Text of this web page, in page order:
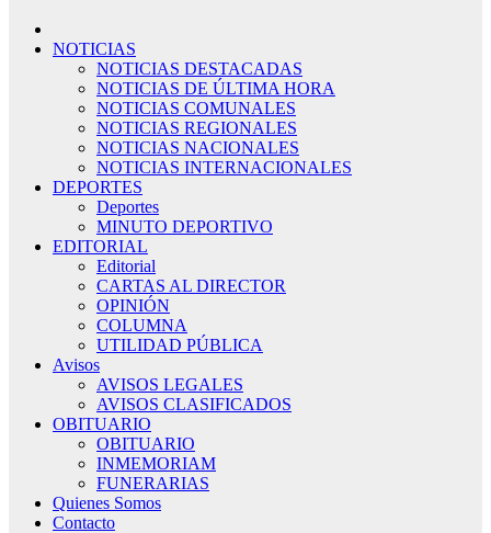
NOTICIAS
NOTICIAS DESTACADAS
NOTICIAS DE ÚLTIMA HORA
NOTICIAS COMUNALES
NOTICIAS REGIONALES
NOTICIAS NACIONALES
NOTICIAS INTERNACIONALES
DEPORTES
Deportes
MINUTO DEPORTIVO
EDITORIAL
Editorial
CARTAS AL DIRECTOR
OPINIÓN
COLUMNA
UTILIDAD PÚBLICA
Avisos
AVISOS LEGALES
AVISOS CLASIFICADOS
OBITUARIO
OBITUARIO
INMEMORIAM
FUNERARIAS
Quienes Somos
Contacto